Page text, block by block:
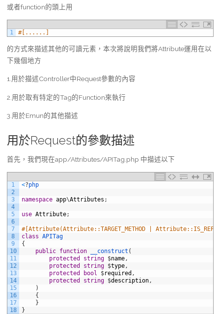
或者function的頭上用
1 #[......]
的方式來描述其他的可讀元素，本次將說明我們將Attribute運用在以
下幾個地方
1.用於描述Controller中Request參數的內容
2.用於取有特定的Tag的Function來執行
3.用於Emun的其他描述
用於Request的參數描述
首先，我們現在app/Attributes/APITag.php 中描述以下
1
2
3
4
5
6
7
8
9
10
11
12
13
14
15
16
17
18
<?php
namespace app\Attributes ;
use Attribute;
#[Attribute(Attribute::TARGET_METHOD |
class APITag
{
public
function __construct (
protected
string $name,
protected
string $type,
protected
bool $required ,
protected
string $description,
)
{
}
}